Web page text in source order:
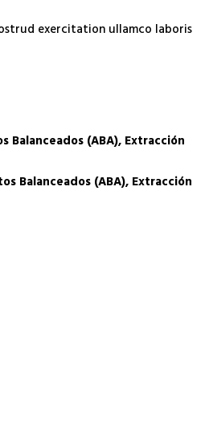
exercitation ullamco laboris
Balanceados (ABA), Extracción
Balanceados (ABA), Extracción